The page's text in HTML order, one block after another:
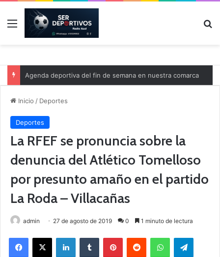
Menú
Agenda deportiva del fin de semana en nuestra comarca
Inicio / Deportes
Deportes
La RFEF se pronuncia sobre la
denuncia del Atlético Tomelloso
por presunto amaño en el partido
La Roda – Villacañas
admin 27 de agosto de 2019 0 1 minuto de lectura